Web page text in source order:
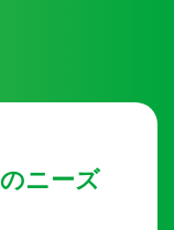
ニーズ